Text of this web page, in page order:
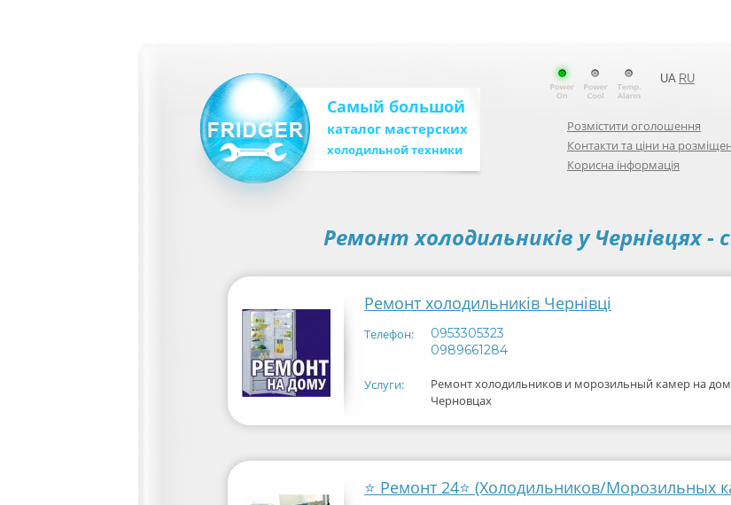
UA RU
Самый большой
каталог мастерских
холодильной техники
Розмістити оголошення
Контакти та ціни на
Корисна інформація
Ремонт холодильників уЧернівцях-
Ремонт холодильників Чернівці
Телефон:
0953305323
0989661284
Услуги:
Ремонт холодильников и морозильный камер на
Черновцах